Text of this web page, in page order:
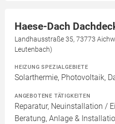
Haese-Dach
Landhausstraße 35, 73773
Leutenbach)
HEIZUNG SPEZIALGEBIETE
Solarthermie, Photovoltaik,
ANGEBOTENE TÄTIGKEITEN
Reparatur, Neuinstallation /
Beratung, Anlage &